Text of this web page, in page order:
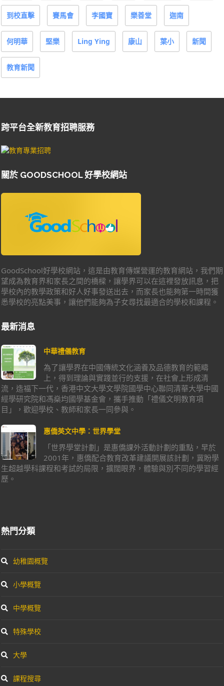
到校直擊 賽馬會 李國寶 樂善堂 迦南
何明華 堅樂 Ling Ying 康山 葉小 新聞
教育新聞
跨平台全新教育招聘服務
關於 GOODSCHOOL 好學校網站
GoodSchool好學校網站，這是由教育傳媒營運的教育網站，我們期
望成為教育界和家長之間的橋樑，讓學界可以在這裡發放訊息，把
學校內的教學政策和好人好事發送出去，而家長也能夠第一時間獲
悉學校的亮點美事，讓他們能夠為子女尋找最適合的學校和課程。
最新消息
中華禮儀教育
為了讓學界在中國傳統文化涵養及品德教育的範疇
上，得到理論與實踐並行的支援，在社會上形成清
流，造福下一代，香港中文大學文學院國學中心聯同清華大學中國
經學研究院和馮燊均國學基金會，攜手推動「禮儀文明教育項
目」，歡迎學校、教師和家長一同參與。
惠僑英文中學：世界學堂
「世界學堂計劃」是惠僑課外活動計劃的重點，早於
2001年，惠僑配合教育改革建議開展該計劃，冀盼學
生超越學科課程和考試的局限，擴闊眼界，體驗與別不同的學習經
歷。
熱門分類
幼稚園概覽
小學概覽
中學概覽
特殊學校
大學
課程搜尋